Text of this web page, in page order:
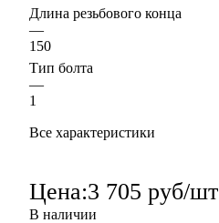
Длина резьбового конца
—
150
Тип болта
—
1
Все характеристики
Цена:3 705 руб/шт
В наличии